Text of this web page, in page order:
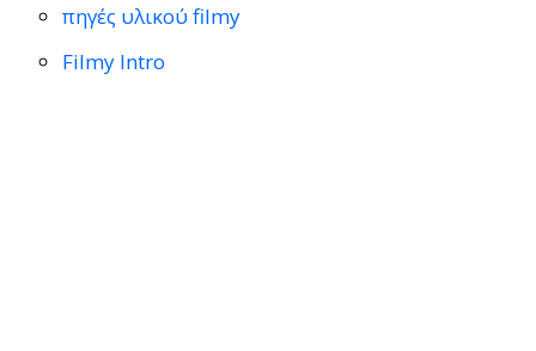
πηγές υλικού filmy
Filmy Intro